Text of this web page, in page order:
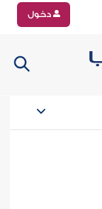
دخول